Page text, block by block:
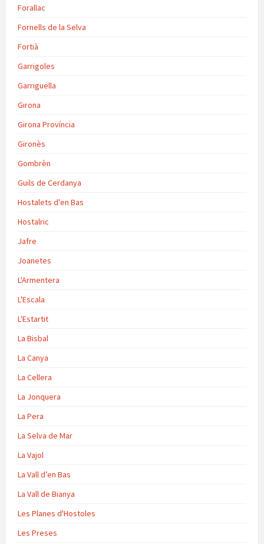
Forallac
Fornells de la Selva
Fortià
Garrigoles
Garriguella
Girona
Girona Província
Gironès
Gombrèn
Guils de Cerdanya
Hostalets d'en Bas
Hostalric
Jafre
Joanetes
L'Armentera
L'Escala
L'Estartit
La Bisbal
La Canya
La Cellera
La Jonquera
La Pera
La Selva de Mar
La Vajol
La Vall d’en Bas
La Vall de Bianya
Les Planes d'Hostoles
Les Preses